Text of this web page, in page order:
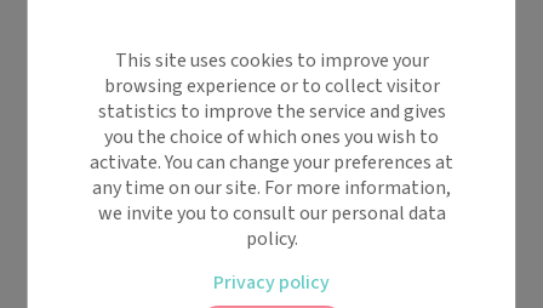
This site uses cookies to improve your
browsing experience or to collect visitor
statistics to improve the service and gives
you the choice of which ones you wish to
activate. You can change your preferences at
any time on our site. For more information,
we invite you to consult our personal data
policy.
Privacy policy